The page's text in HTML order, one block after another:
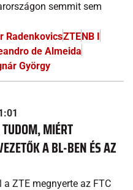
semmit sem
RadenkovicsZTENB I
de Almeida
György
MIÉRT
A BL-BEN ÉS AZ
a ZTE megnyerte az FTC